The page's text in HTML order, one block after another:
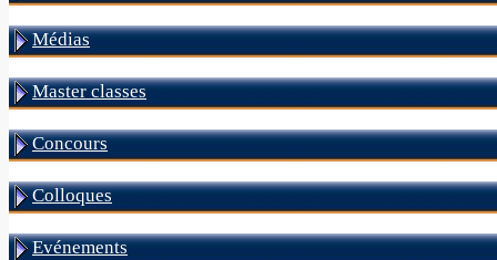
Médias
Master classes
Concours
Colloques
Evénements